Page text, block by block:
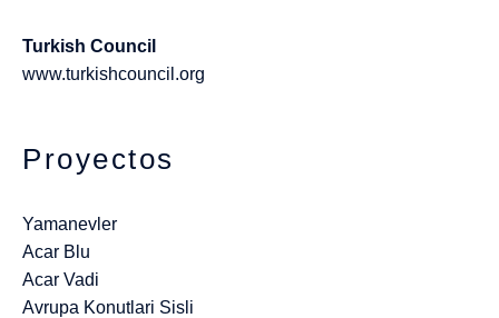
Turkish Council
www.turkishcouncil.org
Proyectos
Yamanevler
Acar Blu
Acar Vadi
Avrupa Konutlari Sisli